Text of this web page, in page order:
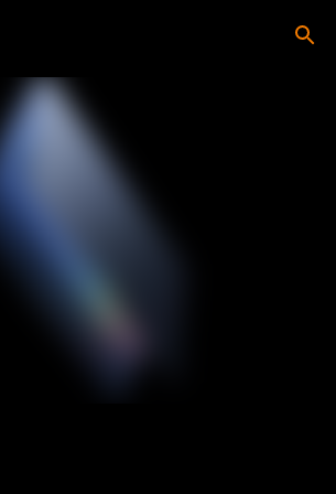
para o conteúdo principal